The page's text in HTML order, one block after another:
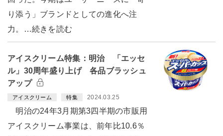
り添う」ブランドとしての進化へ注
力。…続きを読む
アイスクリーム特集：明治 「エッセ
ル」30周年盛り上げ 各品ブラッシュ
アップ
アイスクリーム 特集 2024.03.25
明治の24年3月期第3四半期の市販用
アイスクリーム事業は、前年比10.6％